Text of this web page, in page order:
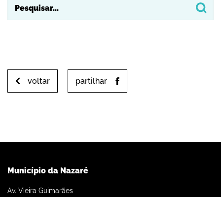
voltar partilhar
Município da Nazaré
Av. Vieira Guimarães